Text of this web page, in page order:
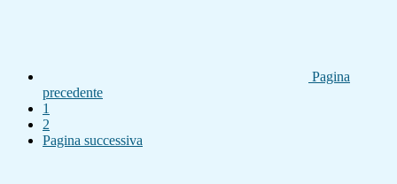
Pagina
precedente
1
2
Pagina successiva